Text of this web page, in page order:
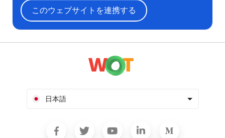
このウェブサイトを連携する
日本語